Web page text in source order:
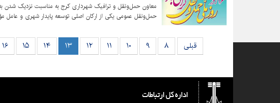
حمل‌ونقل عمومی یکی از ارکان اصلی توسعه پایدار شهری و عامل
قبلی ۸ ۹ ۱۰ ۱۱ ۱۲ ۱۳ ۱۴ ۱۵ ۱۶